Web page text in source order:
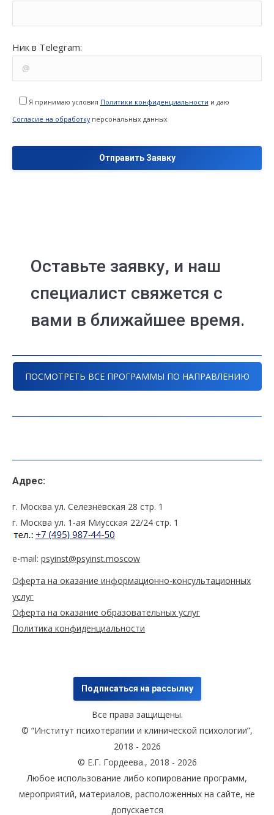
Ник в Telegram:
Я принимаю условия Политики конфиденциальности и даю
Согласие на обработкуперсональных данных
Оставьте заявку, и наш
специалист свяжется с
вами в ближайшее время.
ПОСМОТРЕТЬ ВСЕ ПРОГРАММЫ ПО НАПРАВЛЕНИЮ
Адрес:
г. Москва ул. Селезнёвская 28 стр. 1
г. Москва ул. 1-ая Миусская 22/24 стр. 1
e-mail: psyinst@psyinst.moscow
Оферта на оказание информационно-консультационных
услуг
Оферта на оказание образовательных услуг
Политика конфиденциальности
Подписаться на рассылку
Все права защищены.
© “Институт психотерапии и клинической психологии”,
2018 - 2026
© Е.Г. Гордеева., 2018 - 2026
Любое использование либо копирование программ,
мероприятий, материалов, расположенных на сайте, не
допускается